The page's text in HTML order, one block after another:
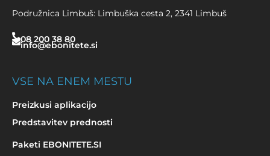
Podružnica Limbuš: Limbuška cesta 2, 2341 Limbuš
08 200 38 80
info@ebonitete.si
VSE NA ENEM MESTU
Preizkusi aplikacijo
Predstavitev prednosti
Paketi EBONITETE.SI